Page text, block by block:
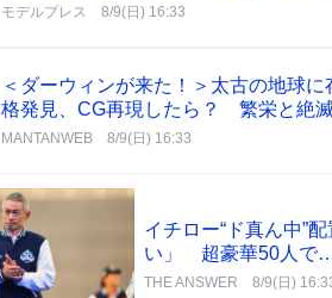
モデルプレス 8/9(日) 16:33
＜ダーウィンが来た！＞太古の地球
格発見、CG再現したら？ 繁栄と絶
MANTANWEB 8/9(日) 16:33
イチロー“ド真ん中”
い」 超豪華50人で
THE ANSWER 8/9(日)